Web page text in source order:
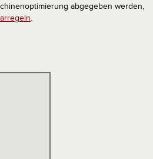
abgegeben werden,
.